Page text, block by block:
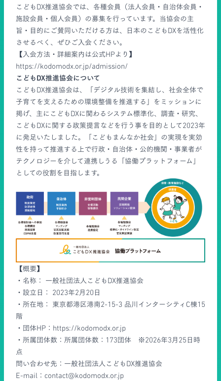
こどもDX推進協会では、各種会員（法人会員・自治体会員・
施設会員・個人会員）の募集を行っています。当協会の主
旨・目的にご賛同いただける方は、日本のこどもDXを活性化
させるべく、ぜひご入会ください。
【入会方法・詳細案内は公式HPより】
https://kodomodx.or.jp/admission/
こどもDX推進協会について
こどもDX推進協会は、「デジタル技術を集結し、社会全体で
子育てを支えるための環境整備を推進する」をミッションに
掲げ、主にこどもDXに関わるシステム標準化、調査・研究、
こどもDXに関する政策提言などを行う事を目的として2023年
に発足いたしました。「こどもまんなか社会」の実現を実効
性を持って推進する上で行政・自治体・公的機関・事業者が
テクノロジーを介して連携しうる「協働プラットフォーム」
としての役割を目指します。
【概要】
・名称： 一般社団法人こどもDX推進協会
・設立日： 2023年2月20日
・所在地： 東京都港区港南2-15-3 品川インターシティC棟15
階
・団体HP： https://kodomodx.or.jp
・所属団体数：所属団体数：173団体 ※2026年3月25日時
点
問い合わせ先：一般社団法人こどもDX推進協会
E-mail： contact@kodomodx.or.jp